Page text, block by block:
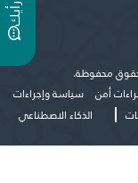
ر
أ
ي
ك
محفوظة.
أمن
سياسة وإجراءات
الذكاء الاصطناعي